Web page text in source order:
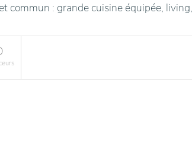
commun : grande cuisine équipée, living,